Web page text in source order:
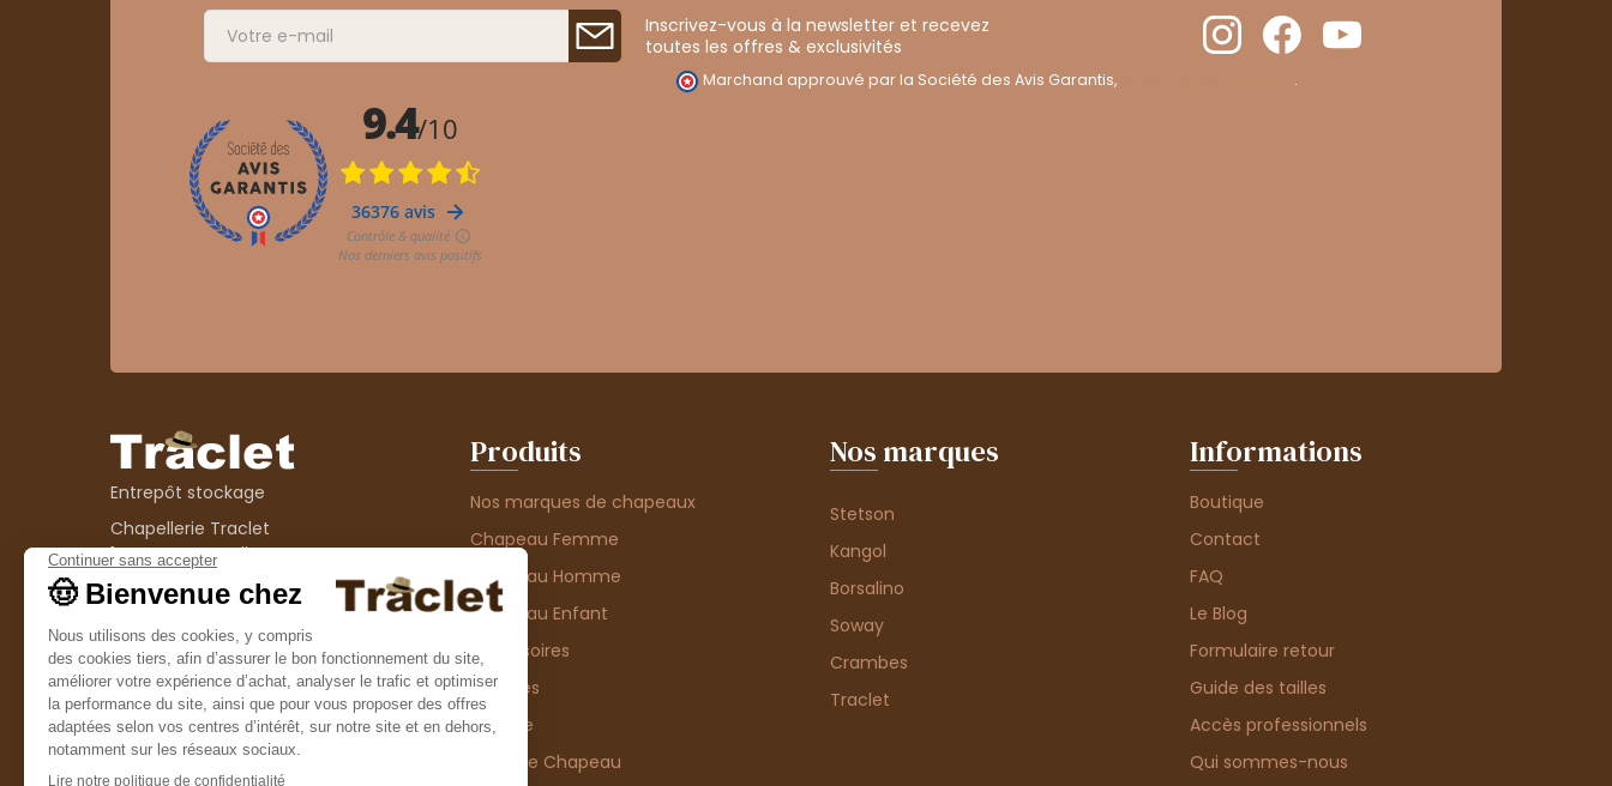
Inscrivez-vous à la newsletter et recevez
toutes les offres & exclusivités
Marchand approuvé par la Société des Avis Garantis, .
Entrepôt stockage
Chapellerie Traclet
14 Impasse Bardin
42300 Roanne
contact@chapellerie-traclet.com
Boutique
Chapellerie Traclet
4 rue de Cadore
42300 Roanne
Produits
Nos marques de chapeaux
Chapeau Femme
Chapeau Homme
Chapeau Enfant
Accessoires
Thèmes
Matière
Type de Chapeau
Nos marques
Stetson
Kangol
Borsalino
Soway
Crambes
Traclet
Informations
Boutique
Contact
FAQ
Le Blog
Formulaire retour
Guide des tailles
Accès professionnels
Qui sommes-nous